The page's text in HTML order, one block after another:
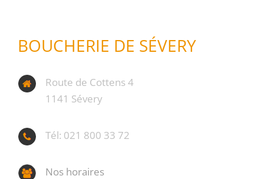
BOUCHERIE DE SÉVERY
Route de Cottens 4
1141 Sévery
Tél: 021 800 33 72
Nos horaires